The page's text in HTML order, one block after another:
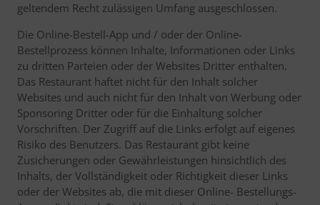
geltendem Recht zulässigen Umfang ausgeschlossen.
Die Online-Bestell-App und / oder der Online-
Bestellprozess können Inhalte, Informationen oder Links
zu dritten Parteien oder der Websites Dritter enthalten.
Das Restaurant haftet nicht für den Inhalt solcher
Websites und auch nicht für den Inhalt von Werbung oder
Sponsoring Dritter oder für die Einhaltung solcher
Vorschriften. Der Zugriff auf die Links erfolgt auf eigenes
Risiko des Benutzers. Das Restaurant gibt keine
Zusicherungen oder Gewährleistungen hinsichtlich des
Inhalts, der Vollständigkeit oder Richtigkeit dieser Links
oder der Websites ab, die mit dieser Online- Bestellungs-